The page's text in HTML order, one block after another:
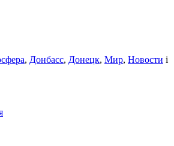
, Донбасс, Донецк, Мир, Новости і